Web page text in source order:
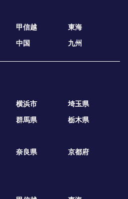
甲信越
東海
中国 九州
横浜市
埼玉県
群馬県 栃木県
奈良県
京都府